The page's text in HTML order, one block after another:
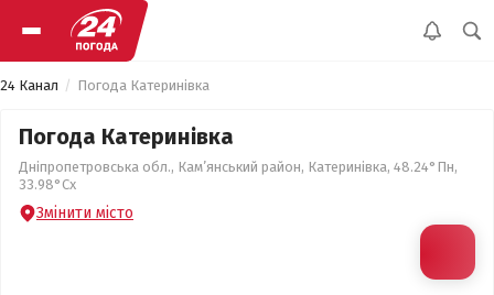
24 Канал Погода Катеринівка
Погода Катеринівка
Дніпропетровська обл., Кам’янський район, Катеринівка, 48.24°Пн,
33.98°Сх
Змінити місто